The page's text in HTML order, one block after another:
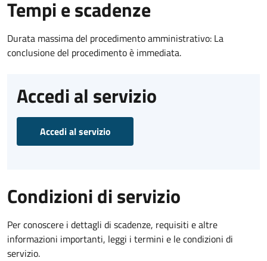
Tempi e scadenze
Durata massima del procedimento amministrativo: La
conclusione del procedimento è immediata.
Accedi al servizio
Accedi al servizio
Condizioni di servizio
Per conoscere i dettagli di scadenze, requisiti e altre
informazioni importanti, leggi i termini e le condizioni di
servizio.